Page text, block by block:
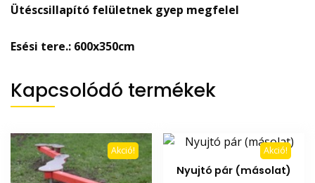
Ütéscsillapító felületnek gyep megfelel
Esési tere.: 600x350cm
Kapcsolódó termékek
Akció! Akció!
Nyujtó pár (másolat)